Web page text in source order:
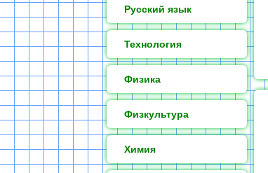
Русский язык
Технология
Физика
Физкультура
Химия